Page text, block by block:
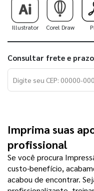
Illustrator Corel Draw
Consultar frete e
Imprima suas
profissional
Se você procura
custo-benefício,
acabou de encontrar.